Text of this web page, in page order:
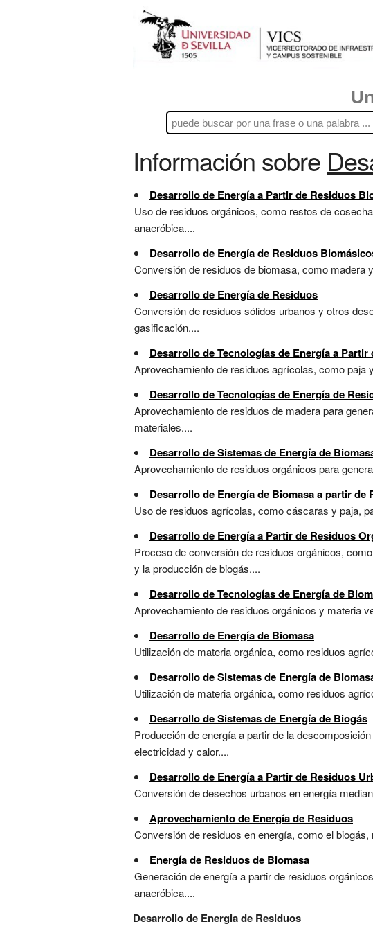
Información sobre
Desarrollo de Energía a Partir de Residuos
Uso de residuos orgánicos, como restos de
anaeróbica....
Desarrollo de Energía de Residuos
Conversión de residuos de biomasa, como
Desarrollo de Energía de Residuos
Conversión de residuos sólidos urbanos y otros
gasificación....
Desarrollo de Tecnologías de Energía a
Aprovechamiento de residuos agrícolas, como
Desarrollo de Tecnologías de Energía de
Aprovechamiento de residuos de madera para
materiales....
Desarrollo de Sistemas de Energía de
Aprovechamiento de residuos orgánicos para
Desarrollo de Energía de Biomasa a partir de
Uso de residuos agrícolas, como cáscaras y paja,
Desarrollo de Energía a Partir de Residuos
Proceso de conversión de residuos orgánicos,
y la producción de biogás....
Desarrollo de Tecnologías de Energía de
Aprovechamiento de residuos orgánicos y materia
Desarrollo de Energía de Biomasa
Utilización de materia orgánica, como residuos
Desarrollo de Sistemas de Energía de
Utilización de materia orgánica, como residuos
Desarrollo de Sistemas de Energía de Biogás
Producción de energía a partir de la
electricidad y calor....
Desarrollo de Energía a Partir de Residuos
Conversión de desechos urbanos en energía
Aprovechamiento de Energía de Residuos
Conversión de residuos en energía, como el
Energía de Residuos de Biomasa
Generación de energía a partir de residuos
anaeróbica....
Desarrollo de Energia de Residuos